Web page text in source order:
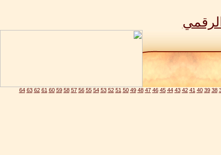
38
39
40
41
42
43
44
45
46
47
48
49
50
51
52
53
54
55
56
57
58
59
60
61
62
63
64